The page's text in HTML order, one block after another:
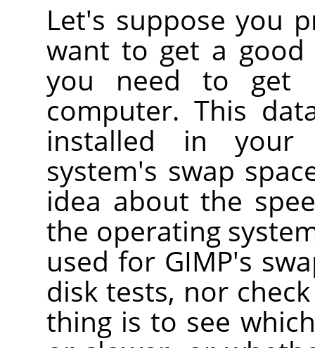
Let's suppose you
want to get a
you need to get
computer. This
installed in your
system's swap
idea about the
the operating
used for GIMP's
disk tests, nor
thing is to see